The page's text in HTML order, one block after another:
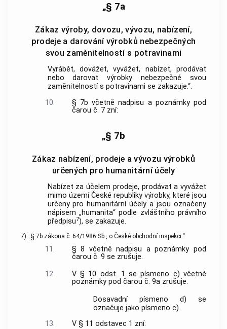
„§ 7a
Zákaz výroby, dovozu, vývozu, nabízení,
prodeje a darování výrobků nebezpečných
svou zaměnitelností s potravinami
Vyrábět, dovážet, vyvážet, nabízet, prodávat
nebo darovat výrobky nebezpečné svou
zaměnitelností s potravinami se zakazuje.“.
10.
§ 7b včetně nadpisu a poznámky pod
čarou č. 7 zní:
„§ 7b
Zákaz nabízení, prodeje a vývozu výrobků
určených pro humanitární účely
Nabízet za účelem prodeje, prodávat a vyvážet
mimo území České republiky výrobky, které jsou
určeny pro humanitární účely a jsou označeny
nápisem „humanita“ podle zvláštního právního
předpisu7), se zakazuje.
7) § 7b zákona č. 64/1986 Sb., o České obchodní inspekci.“.
11.
§ 8 včetně nadpisu a poznámky pod
čarou č. 9 se zrušuje.
12.
V § 10 odst. 1 se písmeno c) včetně
poznámky pod čarou č. 9a zrušuje.
Dosavadní písmeno d) se
označuje jako písmeno c).
13.
V § 11 odstavec 1 zní: